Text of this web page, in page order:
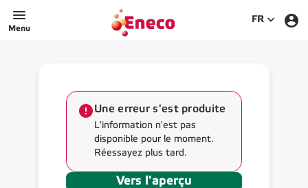
Menu
FR
Une erreur s'est produite
L'information n'est pas
disponible pour le moment.
Réessayez plus tard.
Vers l'aperçu